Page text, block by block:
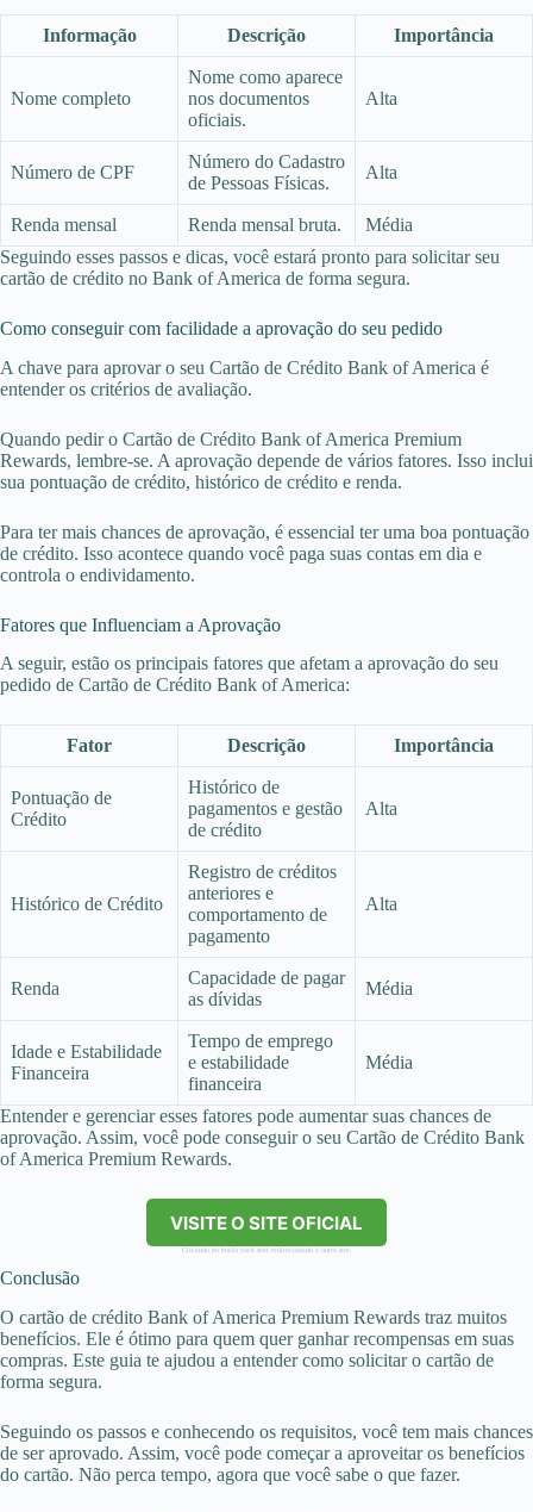
Informação Descrição Importância
Nome completo
Nome como aparece
nos documentos
oficiais.
Alta
Número de CPF
Número do Cadastro
de Pessoas Físicas.
Alta
Renda mensal Renda mensal bruta.
Média
Seguindo esses passos e dicas, você estará pronto para solicitar seu
cartão de crédito no Bank of America de forma segura.
Como conseguir com facilidade a aprovação do seu pedido
A chave para aprovar o seu Cartão de Crédito Bank of America é
entender os critérios de avaliação.
Quando pedir o Cartão de Crédito Bank of America Premium
Rewards, lembre-se. A aprovação depende de vários fatores. Isso inclui
sua pontuação de crédito, histórico de crédito e renda.
Para ter mais chances de aprovação, é essencial ter uma boa pontuação
de crédito. Isso acontece quando você paga suas contas em dia e
controla o endividamento.
Fatores que Influenciam a Aprovação
A seguir, estão os principais fatores que afetam a aprovação do seu
pedido de Cartão de Crédito Bank of America:
Fator Descrição Importância
Pontuação de
Crédito
Histórico de
pagamentos e gestão
de crédito
Alta
Histórico de Crédito
Registro de créditos
anteriores e
comportamento de
pagamento
Alta
Renda
Capacidade de pagar
as dívidas
Média
Idade e Estabilidade
Financeira
Tempo de emprego
e estabilidade
financeira
Média
Entender e gerenciar esses fatores pode aumentar suas chances de
aprovação. Assim, você pode conseguir o seu Cartão de Crédito Bank
of America Premium Rewards.
VISITE O SITE OFICIAL
Clicando no botão você será redirecionado a outro site.
Conclusão
O cartão de crédito Bank of America Premium Rewards traz muitos
benefícios. Ele é ótimo para quem quer ganhar recompensas em suas
compras. Este guia te ajudou a entender como solicitar o cartão de
forma segura.
Seguindo os passos e conhecendo os requisitos, você tem mais chances
de ser aprovado. Assim, você pode começar a aproveitar os benefícios
do cartão. Não perca tempo, agora que você sabe o que fazer.